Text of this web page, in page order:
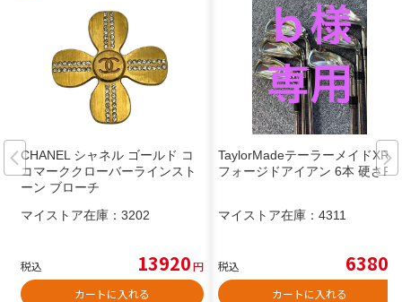
CHANEL シャネル ゴールド コ
コマーククローバーラインスト
ーン ブローチ
マイストア在庫： 3202
税込 13920円
カートに入れる
TaylorMadeテーラーメイドXR
フォージドアイアン 6本 硬さR
マイストア在庫： 4311
税込 6380
カートに入れる